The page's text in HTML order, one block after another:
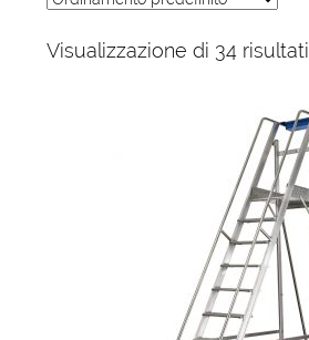
Prodotto Altezza piano (cm)
Prodotto Certificazione
Visualizzazione di 34 risultati